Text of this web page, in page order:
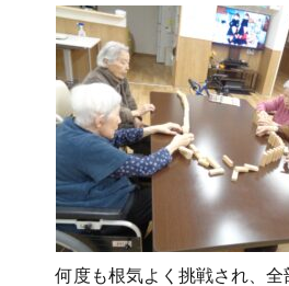
何度も根気よく挑戦され、全